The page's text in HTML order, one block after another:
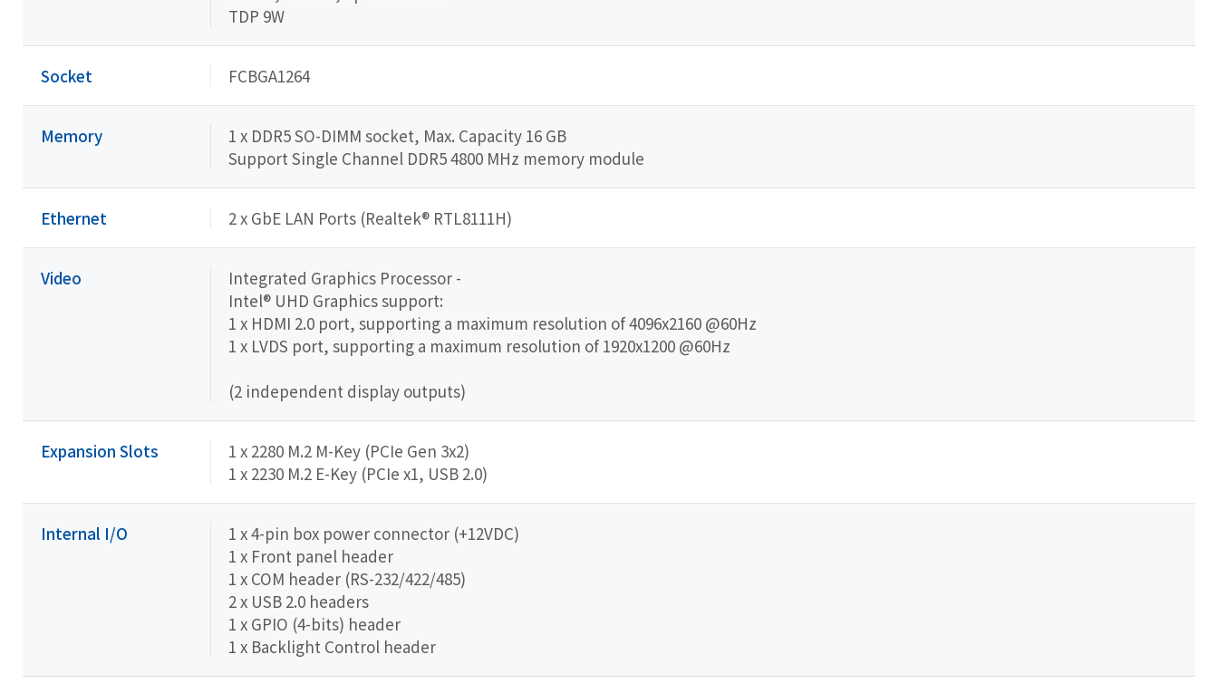
TDP 9W
Socket FCBGA1264
Memory
1 x DDR5 SO-DIMM socket, Max. Capacity 16 GB
Support Single Channel DDR5 4800 MHz memory module
Ethernet 2 x GbE LAN Ports (Realtek® RTL8111H)
Video
Integrated Graphics Processor -
Intel® UHD Graphics support:
1 x HDMI 2.0 port, supporting a maximum resolution of 4096x2160 @60Hz
1 x LVDS port, supporting a maximum resolution of 1920x1200 @60Hz
(2 independent display outputs)
Expansion Slots
1 x 2280 M.2 M-Key (PCIe Gen 3x2)
1 x 2230 M.2 E-Key (PCIe x1, USB 2.0)
Internal I/O
1 x 4-pin box power connector (+12VDC)
1 x Front panel header
1 x COM header (RS-232/422/485)
2 x USB 2.0 headers
1 x GPIO (4-bits) header
1 x Backlight Control header